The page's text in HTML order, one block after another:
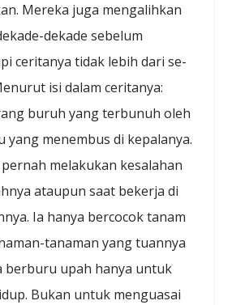
Mereka juga mengalihkan
dekade sebelum
ceritanya tidak lebih dari se-
isi dalam ceritanya:
buruh yang terbunuh oleh
yang menembus di kepalanya.
melakukan kesalahan
ataupun saat bekerja di
Ia hanya bercocok tanam
tanaman yang tuannya
berburu upah hanya untuk
Bukan untuk menguasai